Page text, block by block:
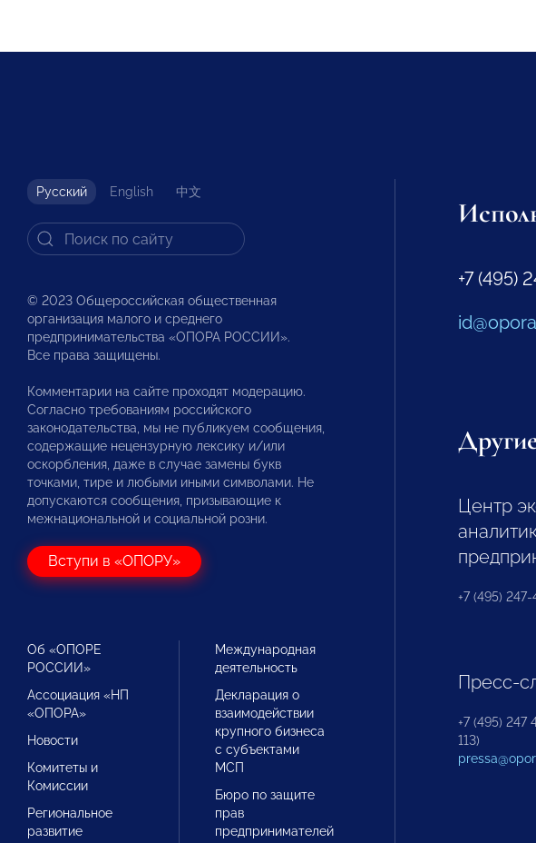
Русский English 中文
© 2023 Общероссийская общественная
организация малого и среднего
предпринимательства «ОПОРА РОССИИ».
Все права защищены.
Комментарии на сайте проходят модерацию.
Согласно требованиям российского
законодательства, мы не публикуем сообщения,
содержащие нецензурную лексику и/или
оскорбления, даже в случае замены букв
точками, тире и любыми иными символами. Не
допускаются сообщения, призывающие к
межнациональной и социальной розни.
Вступи в «ОПОРУ»
Об «ОПОРЕ
РОССИИ»
Ассоциация «НП
«ОПОРА»
Новости
Комитеты и
Комиссии
Региональное
развитие
Международная
деятельность
Декларация о
взаимодействии
крупного бизнеса
с субъектами
МСП
Бюро по защите
прав
предпринимателей
+7 (495)
Центр
+7 (495) 247-
Пресс-
+7 (495) 247
113)